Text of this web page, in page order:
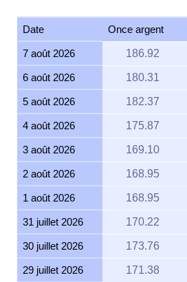
Date Once argent
7 août 2026 186.92
6 août 2026 180.31
5 août 2026 182.37
4 août 2026 175.87
3 août 2026 169.10
2 août 2026 168.95
1 août 2026 168.95
31 juillet 2026 170.22
30 juillet 2026 173.76
29 juillet 2026 171.38